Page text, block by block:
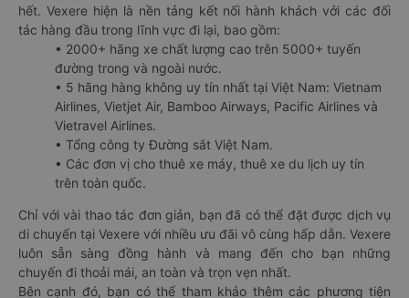
hết. Vexere hiện là nền tảng kết nối hành khách với các đối
tác hàng đầu trong lĩnh vực đi lại, bao gồm:
• 2000+ hãng xe chất lượng cao trên 5000+ tuyến
đường trong và ngoài nước.
• 5 hãng hàng không uy tín nhất tại Việt Nam: Vietnam
Airlines, Vietjet Air, Bamboo Airways, Pacific Airlines và
Vietravel Airlines.
• Tổng công ty Đường sắt Việt Nam.
• Các đơn vị cho thuê xe máy, thuê xe du lịch uy tín
trên toàn quốc.
Chỉ với vài thao tác đơn giản, bạn đã có thể đặt được dịch vụ
di chuyển tại Vexere với nhiều ưu đãi vô cùng hấp dẫn. Vexere
luôn sẵn sàng đồng hành và mang đến cho bạn những
chuyến đi thoải mái, an toàn và trọn vẹn nhất.
Bên cạnh đó, bạn có thể tham khảo thêm các phương tiện